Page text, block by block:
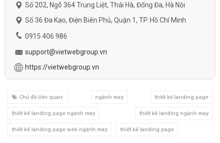
Số 202, Ngõ 364 Trung Liệt, Thái Hà, Đống Đa, Hà Nội
Số 36 Đa Kao, Điện Biên Phủ, Quận 1, TP. Hồ Chí Minh
0915 406 986
support@vietwebgroup.vn
https://vietwebgroup.vn
Chủ đề liên quan: ngành may thiết kế landing page
thiết kế landing page ngành may thiết kế landing ngành may
thiết kế landing page web ngành may thiết kế landing page